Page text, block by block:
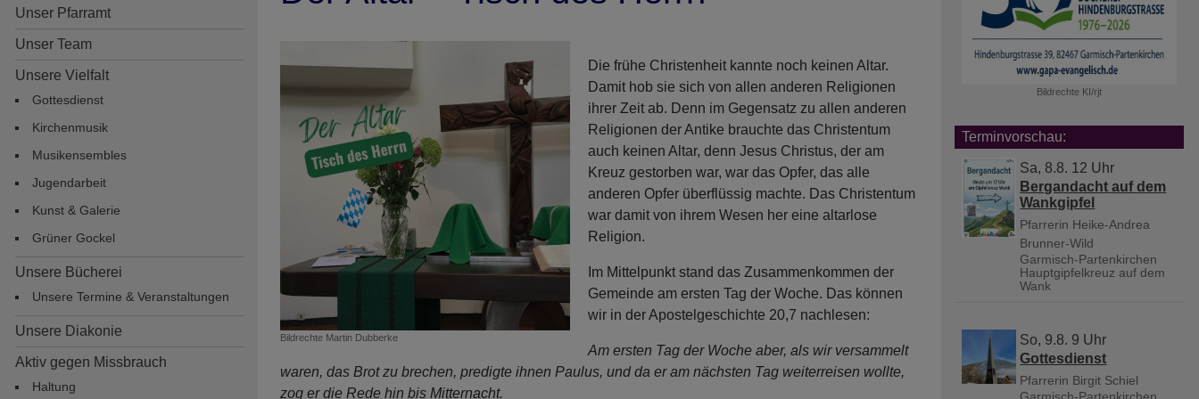
Hauptnavigation
Unser Pfarramt
Unser Team
Unsere Vielfalt
Gottesdienst
Kirchenmusik
Musikensembles
Jugendarbeit
Kunst & Galerie
Grüner Gockel
Unsere Bücherei
Unsere Termine & Veranstaltungen
Unsere Diakonie
Aktiv gegen Missbrauch
Haltung
Bildrechte Martin Dubberke
Die frühe Christenheit kannte noch keinen Altar.
Damit hob sie sich von allen anderen Religionen
ihrer Zeit ab. Denn im Gegensatz zu allen anderen
Religionen der Antike brauchte das Christentum
auch keinen Altar, denn Jesus Christus, der am
Kreuz gestorben war, war das Opfer, das alle
anderen Opfer überflüssig machte. Das Christentum
war damit von ihrem Wesen her eine altarlose
Religion.
Im Mittelpunkt stand das Zusammenkommen der
Gemeinde am ersten Tag der Woche. Das können
wir in der Apostelgeschichte 20,7 nachlesen:
Am ersten Tag der Woche aber, als wir versammelt
waren, das Brot zu brechen, predigte ihnen Paulus, und da er am nächsten Tag weiterreisen wollte,
zog er die Rede hin bis Mitternacht.
Bildrechte KI/rjt
Terminvorschau:
Sa, 8.8. 12 Uhr
Bergandacht auf dem
Wankgipfel
Pfarrerin Heike-Andrea
Brunner-Wild
Garmisch-Partenkirchen
Hauptgipfelkreuz auf dem
Wank
So, 9.8. 9 Uhr
Gottesdienst
Pfarrerin Birgit Schiel
Garmisch-Partenkirchen